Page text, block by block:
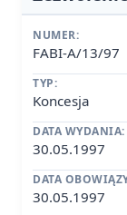
NUMER:
FABI-A/13/97
TYP:
Koncesja
DATA WYDANIA:
30.05.1997
DATA
30.05.1997